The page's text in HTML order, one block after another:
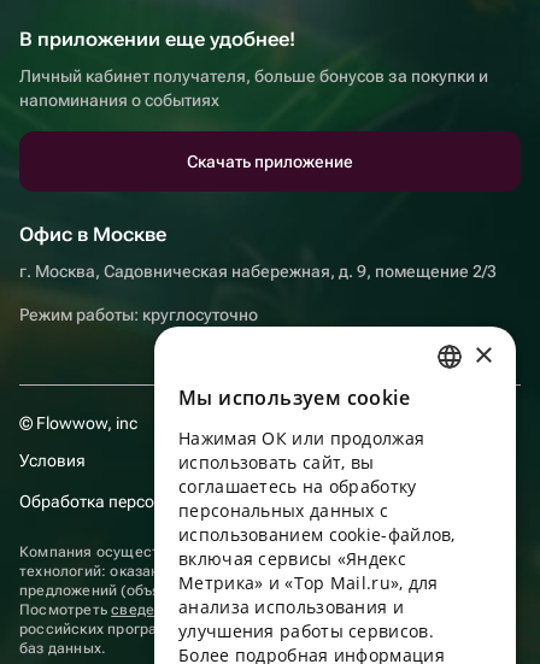
В приложении еще удобнее!
Личный кабинет получателя, больше бонусов за покупки и
напоминания о событиях
Скачать приложение
Офис в Москве
г. Москва, Садовническая набережная, д. 9, помещение 2/3
Режим работы: круглосуточно
© Flowwow, inc
Условия
Обработка персональных данных
Компания осуществляет деятельность в области информационных
технологий: оказание услуг в сети “Интернет” по размещению
предложений (объявлений) продавцов о реализации товаров.
Посмотретьсведения о программах, включенных в реестр
российских программ для электронных вычислительных машин и
баз данных.
ENGLISH
UKRAINIAN
PORTUGUESE
×
Мы используем сookie
Нажимая ОК или продолжая
использовать сайт, вы
соглашаетесь на обработку
персональных данных с
использованием cookie-файлов,
включая сервисы «Яндекс
Метрика» и «Top Mail.ru», для
анализа использования и
улучшения работы сервисов.
Более подробная информация